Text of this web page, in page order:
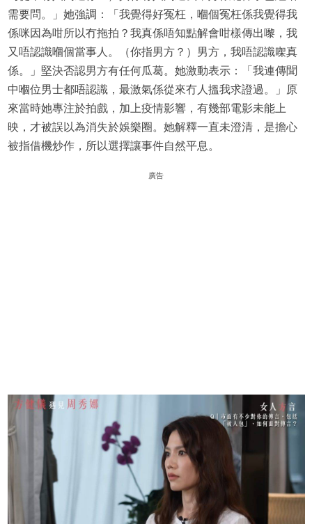
需要問。」她強調：「我覺得好冤枉，嗰個冤枉係我覺得我
係咪因為咁所以冇拖拍？我真係唔知點解會咁樣傳出嚟，我
又唔認識嗰個當事人。（你指男方？）男方，我唔認識㗎真
係。」堅決否認男方有任何瓜葛。她激動表示：「我連傳聞
中嗰位男士都唔認識，最激氣係從來冇人搵我求證過。」原
來當時她專注於拍戲，加上疫情影響，有幾部電影未能上
映，才被誤以為消失於娛樂圈。她解釋一直未澄清，是擔心
被指借機炒作，所以選擇讓事件自然平息。
廣告